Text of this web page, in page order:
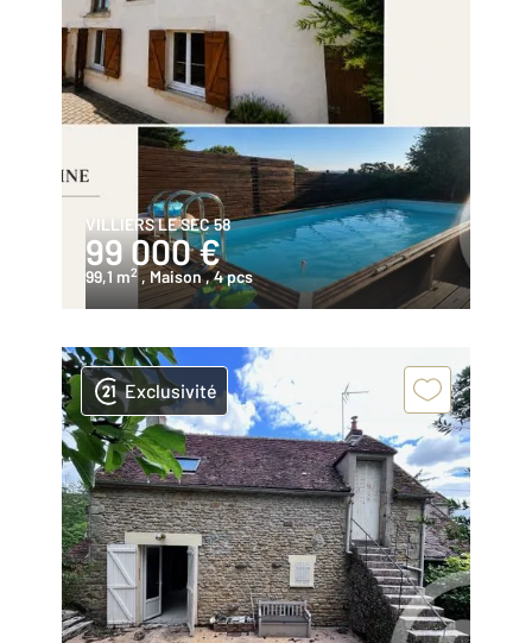
VILLIERS LE SEC 58
99 000 €
99,1 m2 , Maison, 4 pcs
Exclusivité